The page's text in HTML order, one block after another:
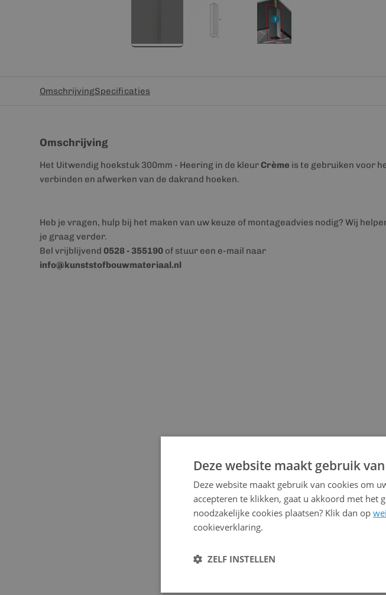
OmschrijvingSpecificaties
Omschrijving
Het Uitwendig hoekstuk 300mm - Heering in de kleurCrème is te gebruiken voor
verbinden en afwerken van de dakrand hoeken.
Heb je vragen, hulp bij het maken van uw keuze of montageadvies nodig? Wij
je graag verder.
Bel vrijblijvend 0528 - 355190 of stuur een e-mail naar
info@kunststofbouwmateriaal.nl
Deze website maakt gebruik
Deze website maakt gebruik van cookies om
accepteren te klikken, gaat u akkoord met het
noodzakelijke cookies plaatsen? Klik dan op
cookieverklaring.
ZELF INSTELLEN